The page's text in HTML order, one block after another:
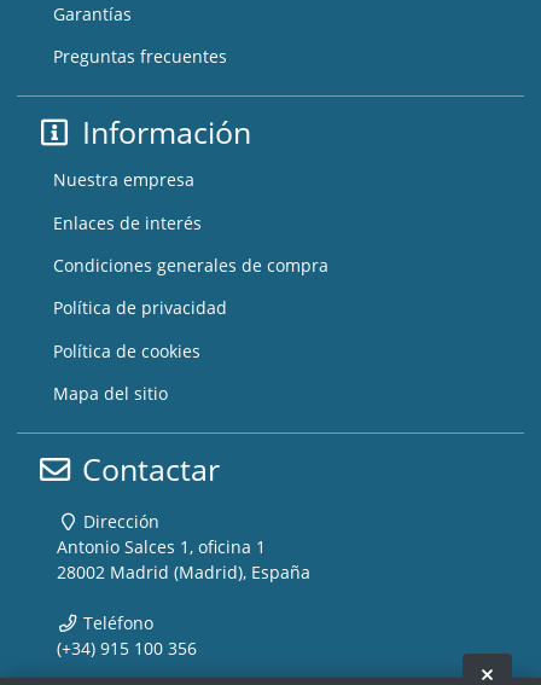
Garantías
Preguntas frecuentes
Información
Nuestra empresa
Enlaces de interés
Condiciones generales de compra
Política de privacidad
Política de cookies
Mapa del sitio
Contactar
Dirección
Antonio Salces 1, oficina 1
28002 Madrid (Madrid), España
Teléfono
(+34) 915 100 356